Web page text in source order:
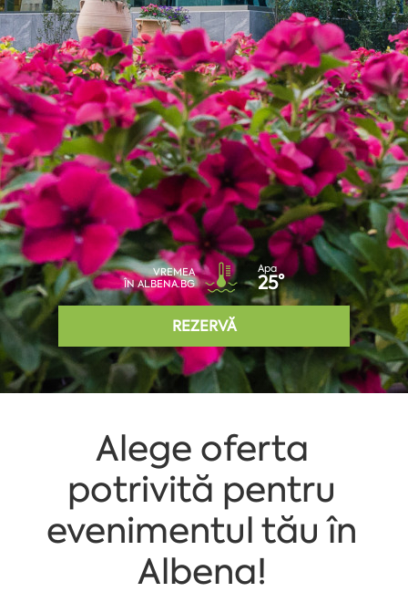
VREMEA
ÎN ALBENA.BG
Apa
25°
REZERVĂ
Alege oferta
potrivită pentru
evenimentul tău în
Albena!